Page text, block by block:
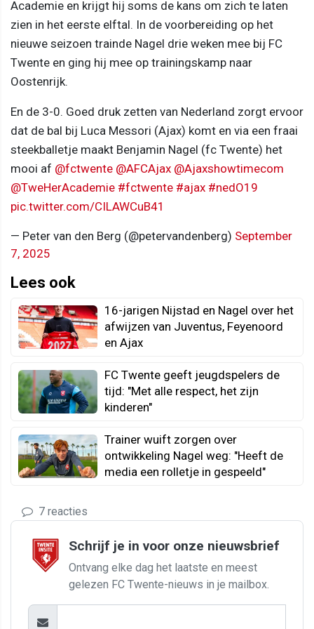
Academie en krijgt hij soms de kans om zich te laten
zien in het eerste elftal. In de voorbereiding op het
nieuwe seizoen trainde Nagel drie weken mee bij FC
Twente en ging hij mee op trainingskamp naar
Oostenrijk.
En de 3-0. Goed druk zetten van Nederland zorgt ervoor
dat de bal bij Luca Messori (Ajax) komt en via een fraai
steekballetje maakt Benjamin Nagel (fc Twente) het
mooi af @fctwente @AFCAjax @Ajaxshowtimecom
@TweHerAcademie #fctwente #ajax #nedO19
pic.twitter.com/CILAWCuB41
— Peter van den Berg (@petervandenberg) September
7, 2025
Lees ook
16-jarigen Nijstad en Nagel over het
afwijzen van Juventus, Feyenoord
en Ajax
FC Twente geeft jeugdspelers de
tijd: "Met alle respect, het zijn
kinderen"
Trainer wuift zorgen over
ontwikkeling Nagel weg: "Heeft de
media een rolletje in gespeeld"
7 reacties
Schrijf je in voor onze nieuwsbrief
Ontvang elke dag het laatste en meest
gelezen FC Twente-nieuws in je mailbox.